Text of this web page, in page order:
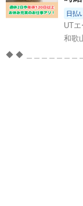
日払
UT
和歌
◆ ◆ ＿＿＿＿＿＿＿＿＿＿＿＿＿＿＿＿＿＿＿ 1月スタート応援☆未